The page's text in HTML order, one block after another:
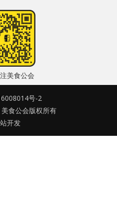
号？注册一个
活动
发布
测评
美食公会
号-2
食公会版权所有
开发